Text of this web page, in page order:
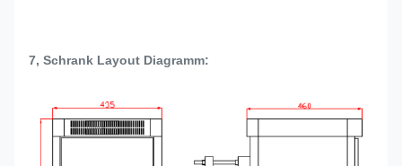
7, Schrank Layout Diagramm: